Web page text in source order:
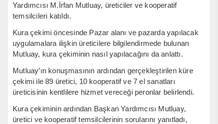
Yardımcısı M.İrfan Mutluay, üreticiler ve kooperatif
temsilcileri katıldı.
Kura çekimi öncesinde Pazar alanı ve pazarda yapılacak
uygulamalara ilişkin üreticilere bilgilendirmede bulunan
Mutluay, kura çekiminin nasıl yapılacağını da anlattı.
Mutluay’ın konuşmasının ardından gerçekleştirilen küre
çekimi ile 89 üretici, 10 kooperatif ve 7 el sanatları
üreticisinin kentlilere hizmet vereceği peronlar belirlendi.
Kura çekiminin ardından Başkan Yardımcısı Mutluay,
üretici ve kooperatif temsilcilerinin sorularını yanıtladı,